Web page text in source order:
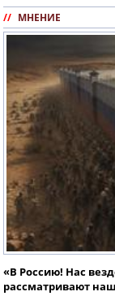
// МНЕНИЕ
«В Россию! Нас
рассматривают